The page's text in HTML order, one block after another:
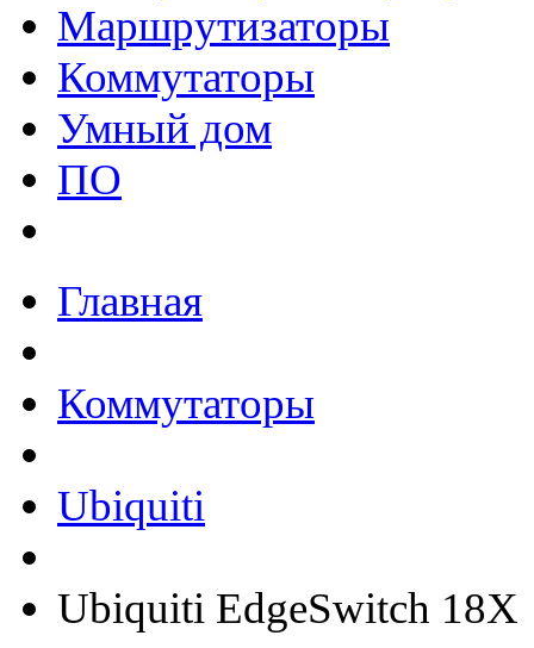
Маршрутизаторы
Коммутаторы
Умный дом
ПО
Главная
Коммутаторы
Ubiquiti
Ubiquiti EdgeSwitch 18X